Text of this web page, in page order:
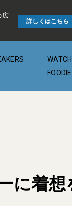
広
詳しくはこちら
WATCH
FOODIE
に着